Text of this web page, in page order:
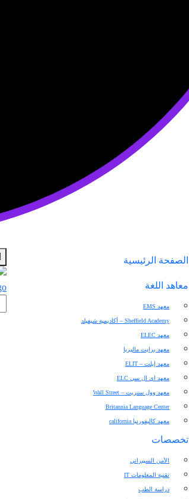
الصفحة الرئيسية
معاهد اللغة
معهد EMS
Sheffield Academy – أكاديمية شيفيلد
معهد ELEC
معهد برایت ماليزيا
معهد إيلت – ELIT
معهد اي ال سي ELC
معهد وول ستريت – Wall Street
Britannia Language Center
معهد كاليفورنيا california
تخصصات
الأمن السيبراني
تقنية المعلومات IT
دراسة الطب